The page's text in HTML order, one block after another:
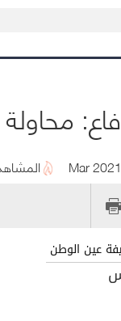
عين الوطن